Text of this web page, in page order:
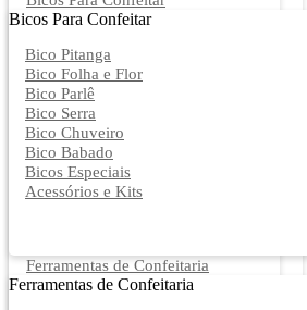
Bicos Para Confeitar
Bico Pitanga
Bico Folha e Flor
Bico Parlê
Bico Serra
Bico Chuveiro
Bico Babado
Bicos Especiais
Acessórios e Kits
Ferramentas de Confeitaria
Ferramentas de Confeitaria